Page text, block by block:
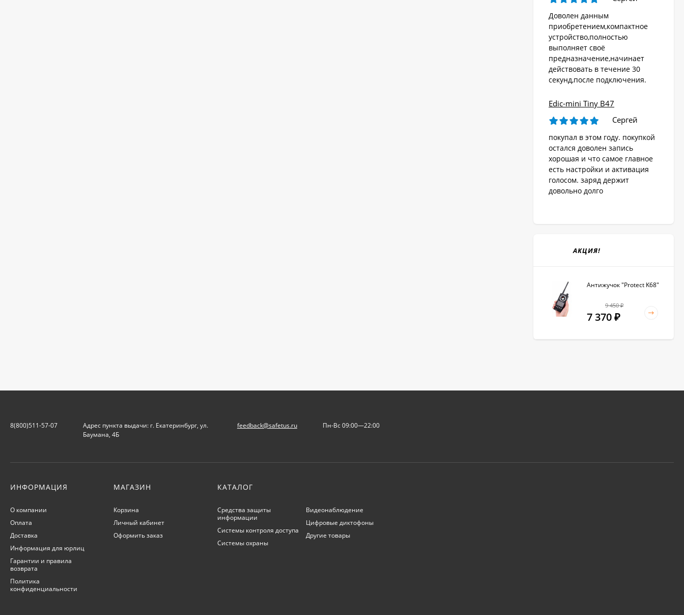
Доволен данным
приобретением,компактное
устройство,полностью
выполняет своё
предназначение,начинает
действовать в течение 30
секунд,после подключения.
Edic-mini Tiny B47
Сергей
покупал в этом году. покупкой
остался доволен запись
хорошая и что самое главное
есть настройки и активация
голосом. заряд держит
довольно долго
АКЦИЯ!
Антижучок "Protect K68"
9 450₽
7 370 ₽
8(800)511-57-07
Адрес пункта выдачи: г. Екатеринбург, ул.
Баумана, 4Б
feedback@safetus.ru Пн-Вс 09:00—22:00
ИНФОРМАЦИЯ
О компании
Оплата
Доставка
Информация для юрлиц
Гарантии и правила
возврата
Политика
конфиденциальности
МАГАЗИН
Корзина
Личный кабинет
Оформить заказ
КАТАЛОГ
Средства защиты
информации
Системы контроля доступа
Системы охраны
Видеонаблюдение
Цифровые диктофоны
Другие товары